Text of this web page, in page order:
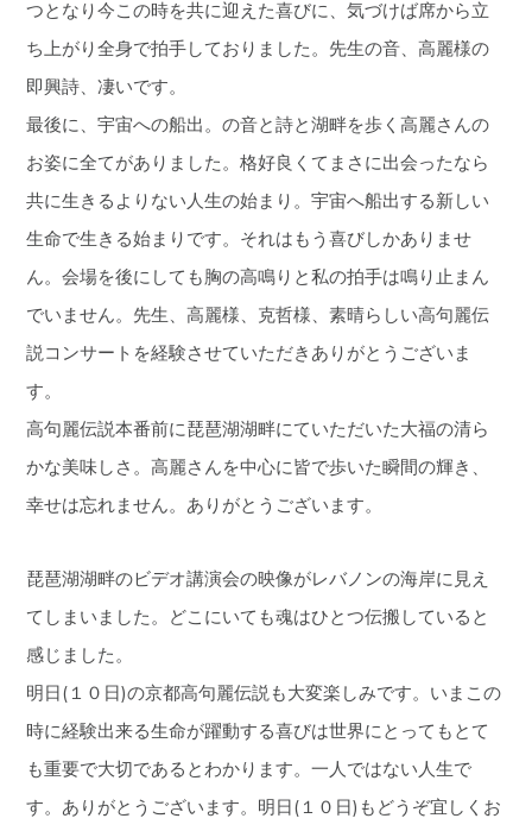
つとなり今この時を共に迎えた喜びに、気づけば席から立
ち上がり全身で拍手しておりました。先生の音、高麗様の
即興詩、凄いです。
最後に、宇宙への船出。の音と詩と湖畔を歩く高麗さんの
お姿に全てがありました。格好良くてまさに出会ったなら
共に生きるよりない人生の始まり。宇宙へ船出する新しい
生命で生きる始まりです。それはもう喜びしかありませ
ん。会場を後にしても胸の高鳴りと私の拍手は鳴り止まん
でいません。先生、高麗様、克哲様、素晴らしい高句麗伝
説コンサートを経験させていただきありがとうございま
す。
高句麗伝説本番前に琵琶湖湖畔にていただいた大福の清ら
かな美味しさ。高麗さんを中心に皆で歩いた瞬間の輝き、
幸せは忘れません。ありがとうございます。
琵琶湖湖畔のビデオ講演会の映像がレバノンの海岸に見え
てしまいました。どこにいても魂はひとつ伝搬していると
感じました。
明日(１０日)の京都高句麗伝説も大変楽しみです。いまこの
時に経験出来る生命が躍動する喜びは世界にとってもとて
も重要で大切であるとわかります。一人ではない人生で
す。ありがとうございます。明日(１０日)もどうぞ宜しくお